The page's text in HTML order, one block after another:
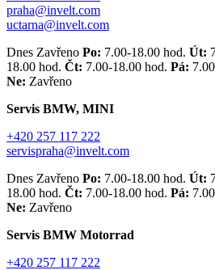
praha@invelt.com
uctarna@invelt.com
Dnes Zavřeno Po: 7.00-18.00 hod. Út:
18.00 hod. Čt: 7.00-18.00 hod. Pá:
Ne: Zavřeno
Servis BMW, MINI
+420 257 117 222
servispraha@invelt.com
Dnes Zavřeno Po: 7.00-18.00 hod. Út:
18.00 hod. Čt: 7.00-18.00 hod. Pá:
Ne: Zavřeno
Servis BMW Motorrad
+420 257 117 222